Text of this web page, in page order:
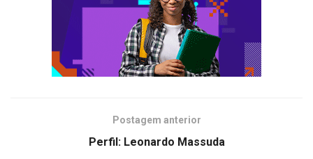
Postagem anterior
Perfil: Leonardo Massuda